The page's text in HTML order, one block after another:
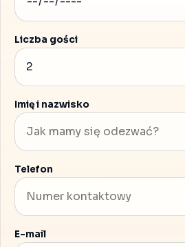
Liczba gości
Imię i nazwisko
Telefon
E-mail